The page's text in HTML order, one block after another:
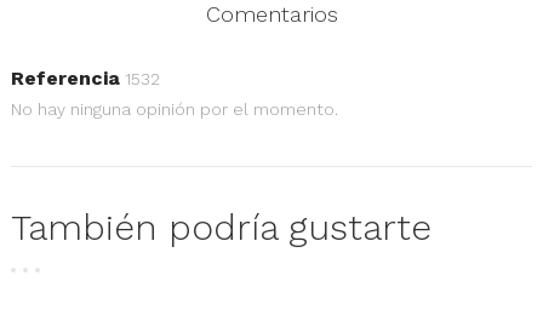
Comentarios
Referencia 1532
No hay ninguna opinión por el momento.
También podría gustarte